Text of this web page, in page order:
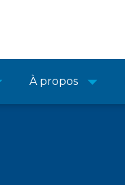
À propos